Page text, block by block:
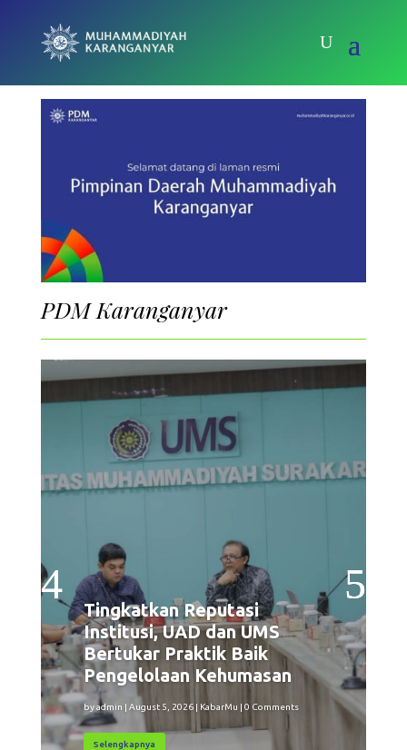
PDM Karanganyar
Tingkatkan Reputasi
Institusi, UAD dan UMS
Bertukar Praktik Baik
Pengelolaan Kehumasan
byadmin | August 5, 2026| KabarMu | 0 Comments
Selengkapnya